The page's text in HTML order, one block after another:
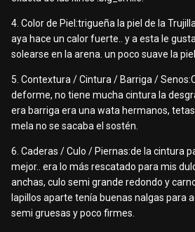
4. Color de Piel:trigueña la piel de la
aya hace un calor fuerte.. y a esta le
solearse en la arena. un poco suave la
5. Contextura / Cintura / Barriga /
deforme, no tiene mucha cintura la
era barriga era una wata hermanos,
mela no se sacaba el sostén.
6. Caderas / Culo / Piernas:de la cintura
mejor.. era lo más rescatado para mis
anchas, culo semi grande redondo y
lapillos aparte tenía buenas nalgas para
semi gruesas y poco firmes.